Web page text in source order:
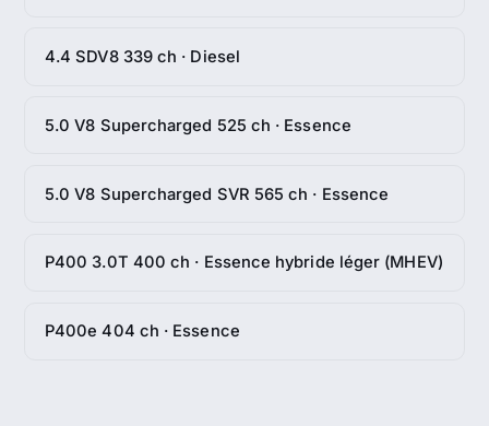
4.4 SDV8 339 ch · Diesel
5.0 V8 Supercharged 525 ch · Essence
5.0 V8 Supercharged SVR 565 ch · Essence
P400 3.0T 400 ch · Essence hybride léger (MHEV)
P400e 404 ch · Essence